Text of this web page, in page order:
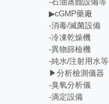
▶cGMP藥廠
-消毒/滅菌設備
-冷凍乾燥機
-異物篩檢機
-純水/注射用水等
▶分析檢測儀器
-臭氧分析儀
-滴定設備